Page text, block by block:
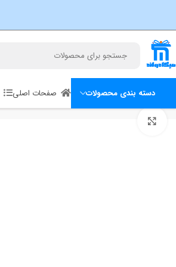
دسته بندی محصولات صفحات اصلی
پاوربانک پاوربانک وایرلس فوق نازک 5000 مگنتی مک دودو Mcdodo MC-464 Metal Ultra Thin توان 20 وات